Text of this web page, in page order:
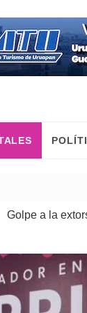
En un